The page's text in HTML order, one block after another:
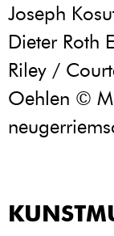
Joseph
Dieter Roth
Riley /
Oehlen ©